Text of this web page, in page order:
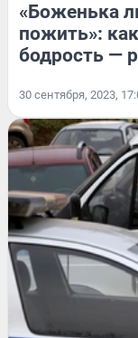
«Боженька
пожить»:
бодрость —
30 сентября, 2023,